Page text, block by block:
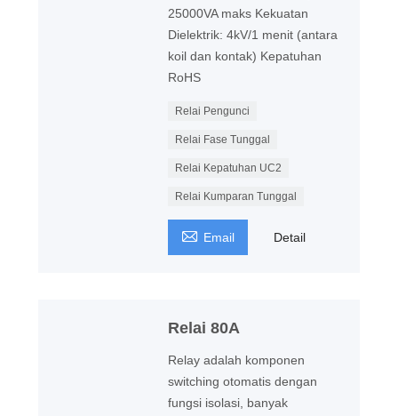
25000VA maks Kekuatan
Dielektrik: 4kV/1 menit (antara
koil dan kontak) Kepatuhan
RoHS
Relai Pengunci
Relai Fase Tunggal
Relai Kepatuhan UC2
Relai Kumparan Tunggal
 Email Detail
Relai 80A
Relay adalah komponen
switching otomatis dengan
fungsi isolasi, banyak